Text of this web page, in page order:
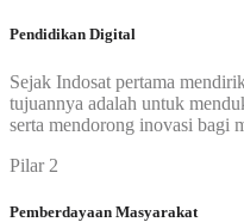
Pendidikan Digital
Sejak Indosat pertama
tujuannya adalah untuk
serta mendorong inovasi bagi
Pilar 2
Pemberdayaan Masyarakat